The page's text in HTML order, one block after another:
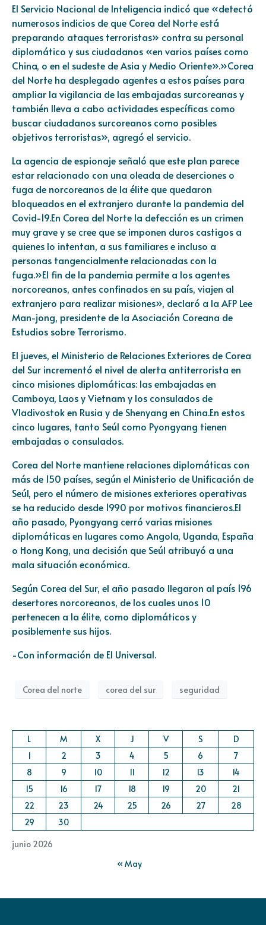
El Servicio Nacional de Inteligencia indicó que «detectó
numerosos indicios de que Corea del Norte está
preparando ataques terroristas» contra su personal
diplomático y sus ciudadanos «en varios países como
China, o en el sudeste de Asia y Medio Oriente».»Corea
del Norte ha desplegado agentes a estos países para
ampliar la vigilancia de las embajadas surcoreanas y
también lleva a cabo actividades específicas como
buscar ciudadanos surcoreanos como posibles
objetivos terroristas», agregó el servicio.
La agencia de espionaje señaló que este plan parece
estar relacionado con una oleada de deserciones o
fuga de norcoreanos de la élite que quedaron
bloqueados en el extranjero durante la pandemia del
Covid-19.En Corea del Norte la defección es un crimen
muy grave y se cree que se imponen duros castigos a
quienes lo intentan, a sus familiares e incluso a
personas tangencialmente relacionadas con la
fuga.»El fin de la pandemia permite a los agentes
norcoreanos, antes confinados en su país, viajen al
extranjero para realizar misiones», declaró a la AFP Lee
Man-jong, presidente de la Asociación Coreana de
Estudios sobre Terrorismo.
El jueves, el Ministerio de Relaciones Exteriores de Corea
del Sur incrementó el nivel de alerta antiterrorista en
cinco misiones diplomáticas: las embajadas en
Camboya, Laos y Vietnam y los consulados de
Vladivostok en Rusia y de Shenyang en China.En estos
cinco lugares, tanto Seúl como Pyongyang tienen
embajadas o consulados.
Corea del Norte mantiene relaciones diplomáticas con
más de 150 países, según el Ministerio de Unificación de
Seúl, pero el número de misiones exteriores operativas
se ha reducido desde 1990 por motivos financieros.El
año pasado, Pyongyang cerró varias misiones
diplomáticas en lugares como Angola, Uganda, España
o Hong Kong, una decisión que Seúl atribuyó a una
mala situación económica.
Según Corea del Sur, el año pasado llegaron al país 196
desertores norcoreanos, de los cuales unos 10
pertenecen a la élite, como diplomáticos y
posiblemente sus hijos.
-Con información de El Universal.
Corea del norte corea del sur seguridad
junio 2026
L M X J V S
D
1
2 3 4 5 6
7
8
9 10 11 12 13
14
15
16 17 18 19 20
21
22
23 24 25 26 27
28
29
30
« May